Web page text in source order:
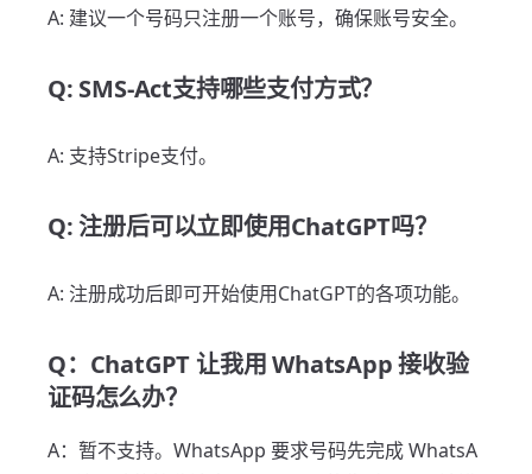
A: 建议一个号码只注册一个账号，确保账号安全。
Q: SMS-Act支持哪些支付方式？
A: 支持Stripe支付。
Q: 注册后可以立即使用ChatGPT吗？
A: 注册成功后即可开始使用ChatGPT的各项功能。
Q：ChatGPT 让我用 WhatsApp 接收验
证码怎么办？
A：暂不支持。WhatsApp 要求号码先完成 WhatsA